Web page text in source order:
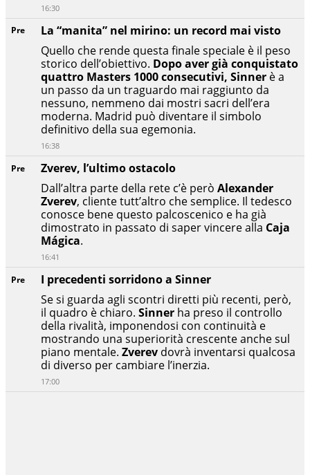
Pre
I precedenti sorridono a Sinner
Se si guarda agli scontri diretti più recenti, però,
il quadro è chiaro. Sinner ha preso il controllo
della rivalità, imponendosi con continuità e
mostrando una superiorità crescente anche sul
piano mentale. Zverev dovrà inventarsi qualcosa
di diverso per cambiare l’inerzia.
17:00
Pre
Zverev, l’ultimo ostacolo
Dall’altra parte della rete c’è però Alexander
Zverev, cliente tutt’altro che semplice. Il tedesco
conosce bene questo palcoscenico e ha già
dimostrato in passato di saper vincere alla Caja
Mágica.
16:41
Pre
La “manita” nel mirino: un record mai visto
Quello che rende questa finale speciale è il peso
storico dell’obiettivo. Dopo aver già conquistato
quattro Masters 1000 consecutivi, Sinner è a
un passo da un traguardo mai raggiunto da
nessuno, nemmeno dai mostri sacri dell’era
moderna. Madrid può diventare il simbolo
definitivo della sua egemonia.
16:38
16:30